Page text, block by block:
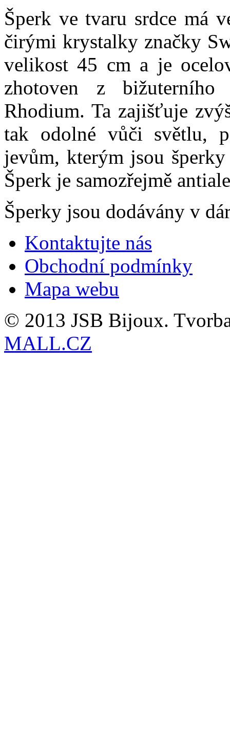
Šperk ve tvaru srdce má
čirými krystalky značky
velikost 45 cm a je
zhotoven z
Rhodium. Ta zajišťuje
tak odolné vůči světlu,
jevům, kterým jsou
Šperk je samozřejmě
Šperky jsou dodávány v
Kontaktujte nás
Obchodní podmínky
Mapa webu
© 2013 JSB Bijoux.
MALL.CZ